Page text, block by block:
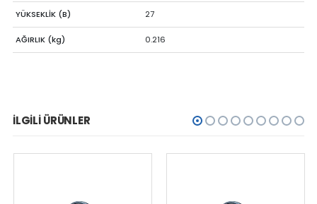
YÜKSEKLİK (B) 27
AĞIRLIK (kg) 0.216
İLGILI ÜRÜNLER